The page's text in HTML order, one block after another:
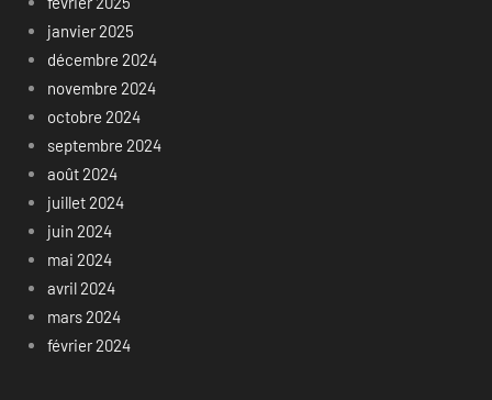
janvier 2025
décembre 2024
novembre 2024
octobre 2024
septembre 2024
août 2024
juillet 2024
juin 2024
mai 2024
avril 2024
mars 2024
février 2024